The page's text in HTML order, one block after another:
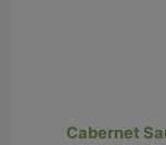
Cabernet